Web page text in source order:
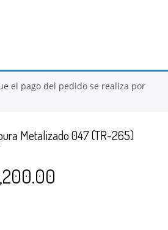
el pago del pedido se realiza por
Metalizado 047 (TR-265)